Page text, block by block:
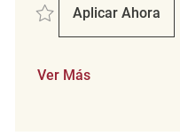
Salvar Key Carrier
Aplicar Ahora
Key Carrier
Ver Más